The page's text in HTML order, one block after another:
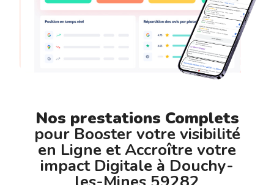
Nos prestations Complets
pour Booster votre visibilité
en Ligne et Accroître votre
impact Digitale à Douchy-